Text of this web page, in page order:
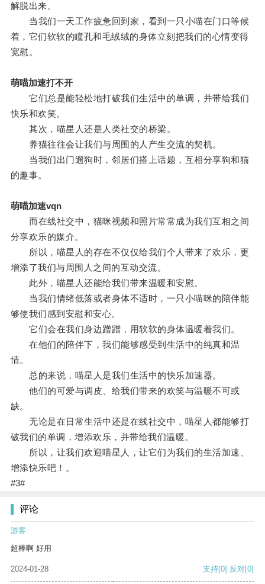
解脱出来。
当我们一天工作疲惫回到家，看到一只小喵在门口等候
着，它们软软的瞳孔和毛绒绒的身体立刻把我们的心情变得
宽慰。
萌喵加速打不开
它们总是能轻松地打破我们生活中的单调，并带给我们
快乐和欢笑。
其次，喵星人还是人类社交的桥梁。
养猫往往会让我们与周围的人产生交流的契机。
当我们出门遛狗时，邻居们搭上话题，互相分享狗和猫
的趣事。
萌喵加速vqn
而在线社交中，猫咪视频和照片常常成为我们互相之间
分享欢乐的媒介。
所以，喵星人的存在不仅仅给我们个人带来了欢乐，更
增添了我们与周围人之间的互动交流。
此外，喵星人还能给我们带来温暖和安慰。
当我们情绪低落或者身体不适时，一只小喵咪的陪伴能
够使我们感到安慰和安心。
它们会在我们身边蹭蹭，用软软的身体温暖着我们。
在他们的陪伴下，我们能够感受到生活中的纯真和温
情。
总的来说，喵星人是我们生活中的快乐加速器。
他们的可爱与调皮、给我们带来的欢笑与温暖不可或
缺。
无论是在日常生活中还是在线社交中，喵星人都能够打
破我们的单调，增添欢乐，并带给我们温暖。
所以，让我们欢迎喵星人，让它们为我们的生活加速、
增添快乐吧！。
#3#
评论
游客
超棒啊 好用
2024-01-28 支持[0] 反对[0]